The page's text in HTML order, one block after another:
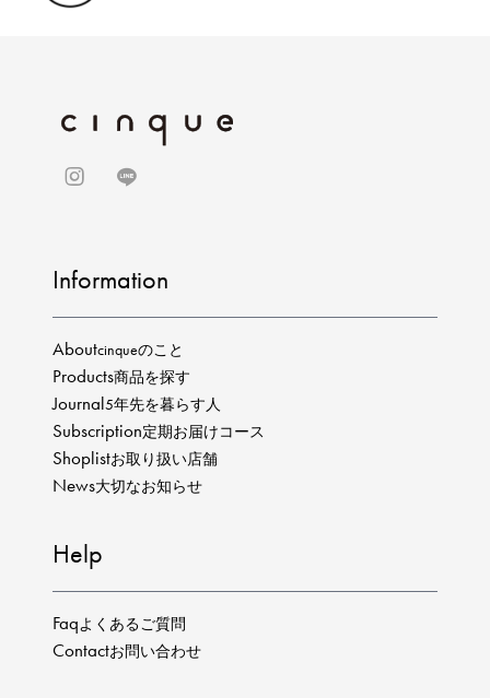
Information
Aboutcinqueのこと
Products商品を探す
Journal5年先を暮らす人
Subscription定期お届けコース
Shoplistお取り扱い店舗
News大切なお知らせ
Help
Faqよくあるご質問
Contactお問い合わせ